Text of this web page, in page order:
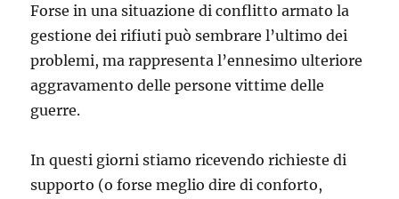
Forse in una situazione di conflitto armato la
gestione dei rifiuti può sembrare l’ultimo dei
problemi, ma rappresenta l’ennesimo ulteriore
aggravamento delle persone vittime delle
guerre.
In questi giorni stiamo ricevendo richieste di
supporto (o forse meglio dire di conforto,